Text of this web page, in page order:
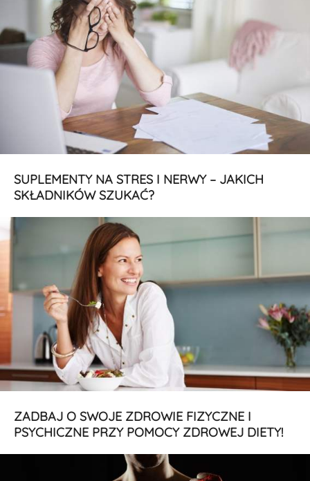
SUPLEMENTY NA STRES I NERWY – JAKICH
SKŁADNIKÓW SZUKAĆ?
ZADBAJ O SWOJE ZDROWIE FIZYCZNE I
PSYCHICZNE PRZY POMOCY ZDROWEJ DIETY!